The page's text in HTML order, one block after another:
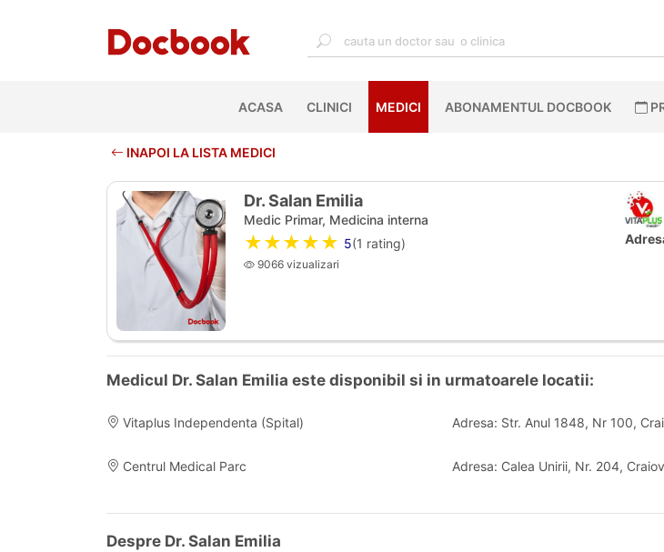
ACASA(CURRENT)
CLINICI MEDICI ABONAMENTUL DOCBOOK
INAPOI LA LISTA MEDICI
Dr. Salan Emilia
Medic Primar, Medicina interna
★★★★★ 5(1 rating)
9066 vizualizari
Medicul Dr. Salan Emilia este disponibil si in urmatoarele locatii:
Vitaplus Independenta (Spital) Adresa: Str. Anul 1848, Nr 100,
Centrul Medical Parc Adresa: Calea Unirii, Nr. 204,
Despre Dr. Salan Emilia